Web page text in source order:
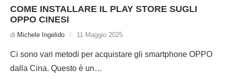
COME INSTALLARE IL PLAY STORE SUGLI
OPPO CINESI
di Michele Ingelido 11 Maggio 2025
Ci sono vari metodi per acquistare gli smartphone OPPO
dalla Cina. Questo è un…